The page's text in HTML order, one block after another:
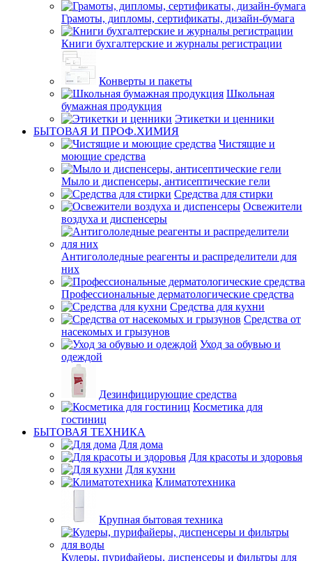
Грамоты, дипломы, сертификаты, дизайн-бумага
Книги бухгалтерские и журналы регистрации
Конверты и пакеты
Школьная
бумажная продукция
Этикетки и ценники
БЫТОВАЯ И ПРОФ.ХИМИЯ
Чистящие и
моющие средства
Мыло и диспенсеры, антисептические гели
Средства для стирки
Освежители
воздуха и диспенсеры
Антигололедные реагенты и распределители для
них
Профессиональные дерматологические средства
Средства для кухни
Средства от
насекомых и грызунов
Уход за обувью и
одеждой
Дезинфицирующие средства
Косметика для
гостиниц
БЫТОВАЯ ТЕХНИКА
Для дома
Для красоты и здоровья
Для кухни
Климатотехника
Крупная бытовая техника
Кулеры, пурифайеры, диспенсеры и фильтры для